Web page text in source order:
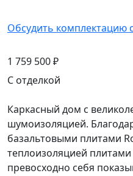
Обсудить комплектацию
1 759 500 ₽
С отделкой
Каркасный дом с
шумоизоляцией.
базальтовыми плитами
теплоизоляцией
превосходно себя